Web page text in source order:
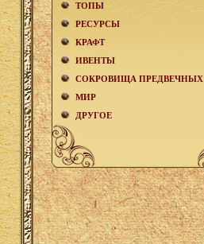
ТОПЫ
РЕСУРСЫ
КРАФТ
ИВЕНТЫ
СОКРОВИЩА ПРЕДВЕЧНЫХ
МИР
ДРУГОЕ